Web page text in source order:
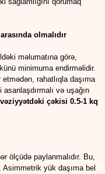
olmalıdır
məlumatına görə,
minimuma endirməlidir.
rahatlıqla daşıma
və uşağın
çəkisi 0.5-1 kq
ölçüdə paylanmalıdır. Bu,
yük daşıma bel